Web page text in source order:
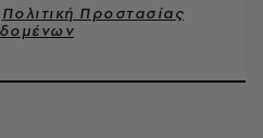
Πολιτική Προστασίας